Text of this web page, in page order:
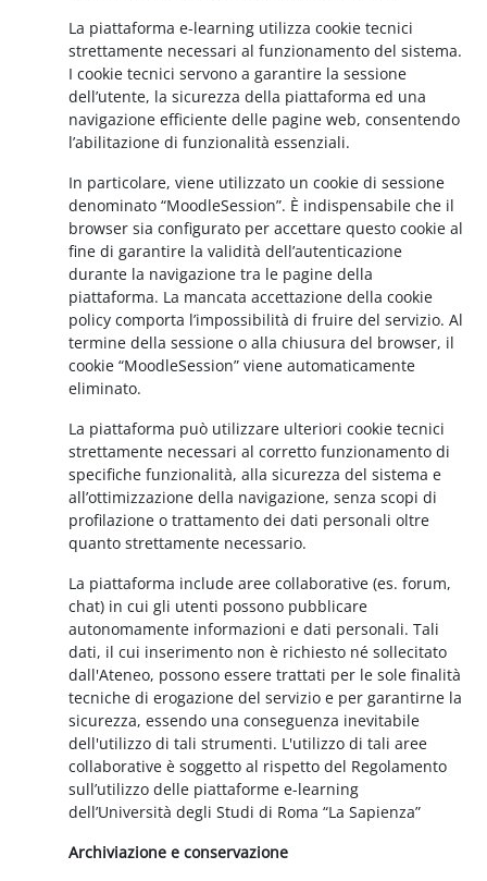
La piattaforma e-learning utilizza cookie tecnici
strettamente necessari al funzionamento del sistema.
I cookie tecnici servono a garantire la sessione
dell’utente, la sicurezza della piattaforma ed una
navigazione efficiente delle pagine web, consentendo
l’abilitazione di funzionalità essenziali.
In particolare, viene utilizzato un cookie di sessione
denominato “MoodleSession”. È indispensabile che il
browser sia configurato per accettare questo cookie al
fine di garantire la validità dell’autenticazione
durante la navigazione tra le pagine della
piattaforma. La mancata accettazione della cookie
policy comporta l’impossibilità di fruire del servizio. Al
termine della sessione o alla chiusura del browser, il
cookie “MoodleSession” viene automaticamente
eliminato.
La piattaforma può utilizzare ulteriori cookie tecnici
strettamente necessari al corretto funzionamento di
specifiche funzionalità, alla sicurezza del sistema e
all’ottimizzazione della navigazione, senza scopi di
profilazione o trattamento dei dati personali oltre
quanto strettamente necessario.
La piattaforma include aree collaborative (es. forum,
chat) in cui gli utenti possono pubblicare
autonomamente informazioni e dati personali. Tali
dati, il cui inserimento non è richiesto né sollecitato
dall'Ateneo, possono essere trattati per le sole finalità
tecniche di erogazione del servizio e per garantirne la
sicurezza, essendo una conseguenza inevitabile
dell'utilizzo di tali strumenti. L'utilizzo di tali aree
collaborative è soggetto al rispetto del Regolamento
sull’utilizzo delle piattaforme e-learning
dell’Università degli Studi di Roma “La Sapienza”
Archiviazione e conservazione